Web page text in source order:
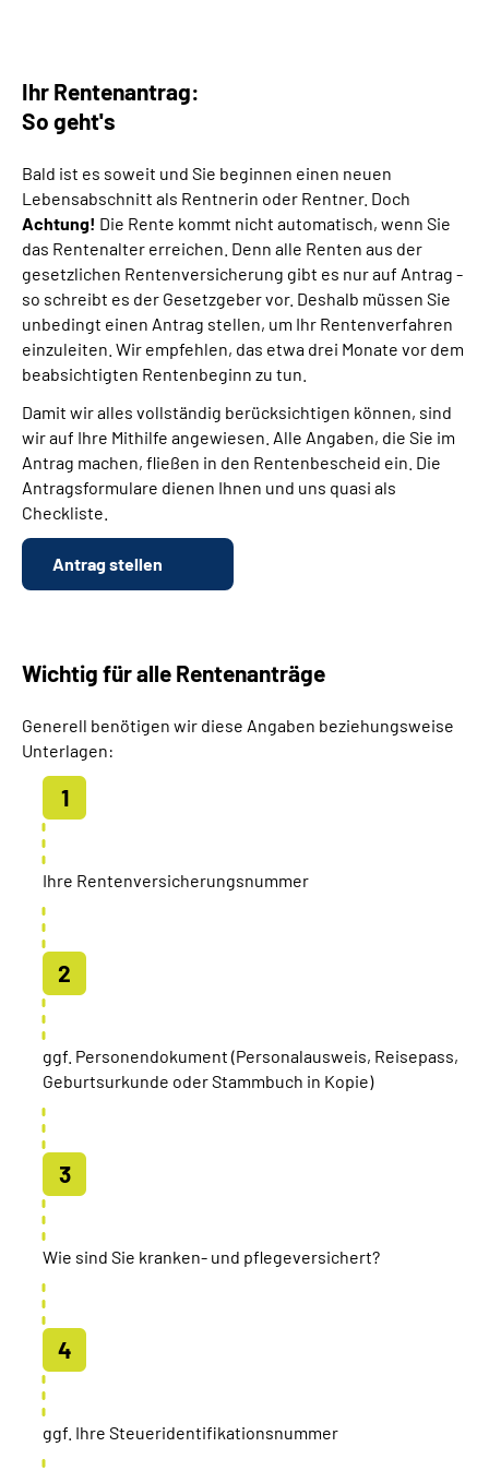
Ihr Rentenantrag:
So geht's
Bald ist es soweit und Sie beginnen einen neuen
Lebensabschnitt als Rentnerin oder Rentner. Doch
Achtung! Die Rente kommt nicht automatisch, wenn Sie
das Rentenalter erreichen. Denn alle Renten aus der
gesetzlichen Rentenversicherung gibt es nur auf Antrag -
so schreibt es der Gesetzgeber vor. Deshalb müssen Sie
unbedingt einen Antrag stellen, um Ihr Rentenverfahren
einzuleiten. Wir empfehlen, das etwa drei Monate vor dem
beabsichtigten Rentenbeginn zu tun.
Damit wir alles vollständig berücksichtigen können, sind
wir auf Ihre Mithilfe angewiesen. Alle Angaben, die Sie im
Antrag machen, fließen in den Rentenbescheid ein. Die
Antragsformulare dienen Ihnen und uns quasi als
Checkliste.
Antrag stellen
Wichtig für alle Rentenanträge
Generell benötigen wir diese Angaben beziehungsweise
Unterlagen:
Ihre Rentenversicherungsnummer
ggf. Personendokument (Personalausweis, Reisepass,
Geburtsurkunde oder Stammbuch in Kopie)
Wie sind Sie kranken- und pflegeversichert?
ggf. Ihre Steueridentifikationsnummer